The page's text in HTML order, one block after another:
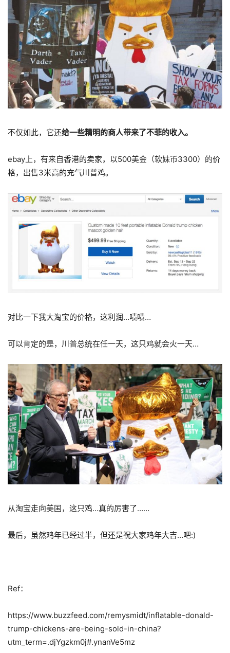
不仅如此，它还给一些精明的商人带来了不菲的收入。
ebay上，有来自香港的卖家，以500美金（软妹币3300）的价
格，出售3米高的充气川普鸡。
对比一下我大淘宝的价格，这利润…啧啧…
可以肯定的是，川普总统在任一天，这只鸡就会火一天…
从淘宝走向美国，这只鸡…真的厉害了……
最后，虽然鸡年已经过半，但还是祝大家鸡年大吉…吧:)
Ref：
https://www.buzzfeed.com/remysmidt/inflatable-donald-
trump-chickens-are-being-sold-in-china?
utm_term=.djYgzkm0j#.ynanVe5mz